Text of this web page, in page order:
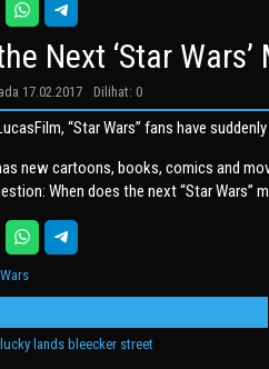
Next ‘Star
17.02.2017 Dilihat: 0
“Star Wars” fans have
new cartoons, books, comics and
When does the next “Star Wars”
lands bleecker street